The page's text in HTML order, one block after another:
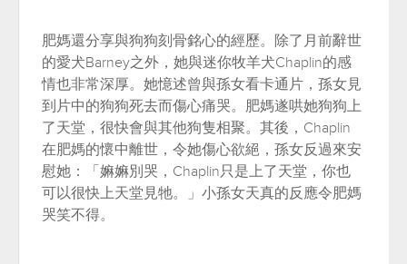
肥媽還分享與狗狗刻骨銘心的經歷。除了月前辭世
的愛犬Barney之外，她與迷你牧羊犬Chaplin的感
情也非常深厚。她憶述曾與孫女看卡通片，孫女見
到片中的狗狗死去而傷心痛哭。肥媽遂哄她狗狗上
了天堂，很快會與其他狗隻相聚。其後，Chaplin
在肥媽的懷中離世，令她傷心欲絕，孫女反過來安
慰她：「嫲嫲別哭，Chaplin只是上了天堂，你也
可以很快上天堂見牠。」小孫女天真的反應令肥媽
哭笑不得。